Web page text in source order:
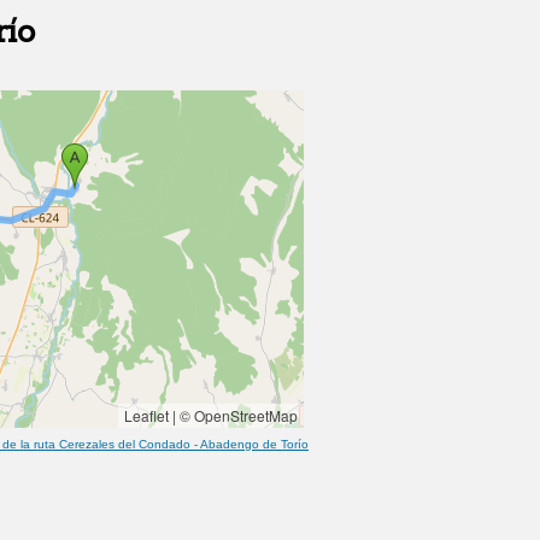
Leaflet | © OpenStreetMap
la ruta Cerezales del Condado -Abadengo de Torío